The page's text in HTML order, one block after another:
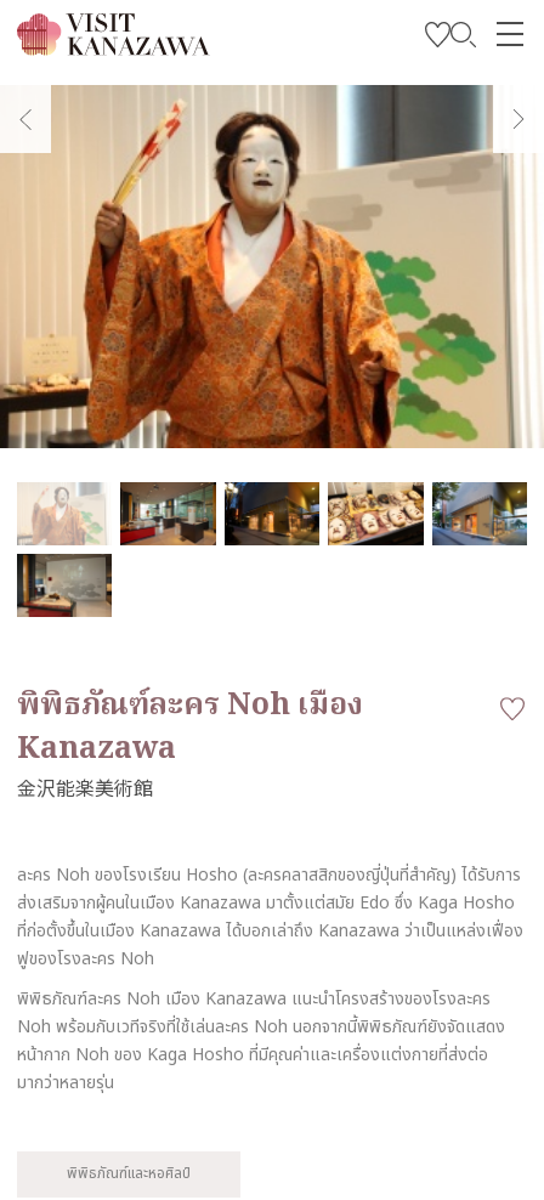
บทความพิเศษ
วางแผนการท่องเที่ยวของคุณ
Travel Trade and Media
Languages
พิพิธภัณฑ์ละคร Noh เมือง
Kanazawa
ละคร Noh ของโรงเรียน Hosho (ละครคลาสสิกของญี่ปุ่นที่สำคัญ) ได้รับการ
ส่งเสริมจากผู้คนในเมือง Kanazawa มาตั้งแต่สมัย Edo ซึ่ง Kaga Hosho
ที่ก่อตั้งขึ้นในเมือง Kanazawa ได้บอกเล่าถึง Kanazawa ว่าเป็นแหล่งเฟื่อง
ฟูของโรงละคร Noh
พิพิธภัณฑ์ละคร Noh เมือง Kanazawa แนะนำโครงสร้างของโรงละคร
Noh พร้อมกับเวทีจริงที่ใช้เล่นละคร Noh นอกจากนี้พิพิธภัณฑ์ยังจัดแสดง
หน้ากาก Noh ของ Kaga Hosho ที่มีคุณค่าและเครื่องแต่งกายที่ส่งต่อ
มากว่าหลายรุ่น
พิพิธภัณฑ์และหอศิลป์